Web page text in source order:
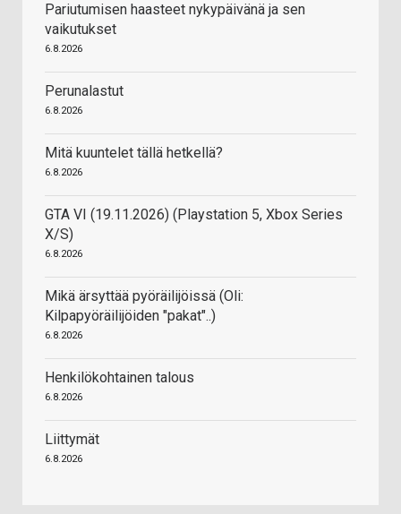
Pariutumisen haasteet nykypäivänä ja sen
vaikutukset
6.8.2026
Perunalastut
6.8.2026
Mitä kuuntelet tällä hetkellä?
6.8.2026
GTA VI (19.11.2026) (Playstation 5, Xbox Series
X/S)
6.8.2026
Mikä ärsyttää pyöräilijöissä (Oli:
Kilpapyöräilijöiden "pakat"..)
6.8.2026
Henkilökohtainen talous
6.8.2026
Liittymät
6.8.2026